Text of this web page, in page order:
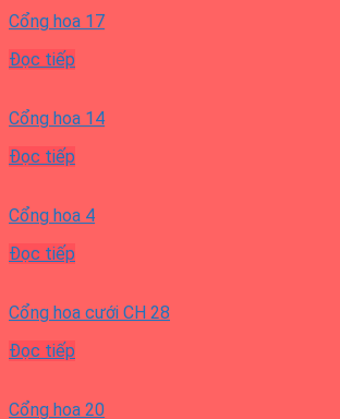
Cổng hoa 17
Đọc tiếp
Cổng hoa 14
Đọc tiếp
Cổng hoa 4
Đọc tiếp
Cổng hoa cưới CH 28
Đọc tiếp
Cổng hoa 20